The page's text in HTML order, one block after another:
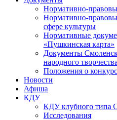
Нормативно-
Нормативно-
сфере культуры
Нормативные
«Пушкинская карта»
Документы
народного творчества
Положения о
Новости
Афиша
КДУ
КДУ клубного типа
Исследования